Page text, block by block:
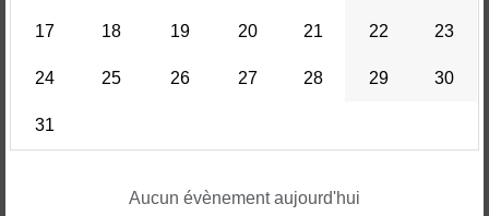
17 18 19 20 21 22 23
24 25 26 27 28 29 30
31
Aucun évènement aujourd'hui